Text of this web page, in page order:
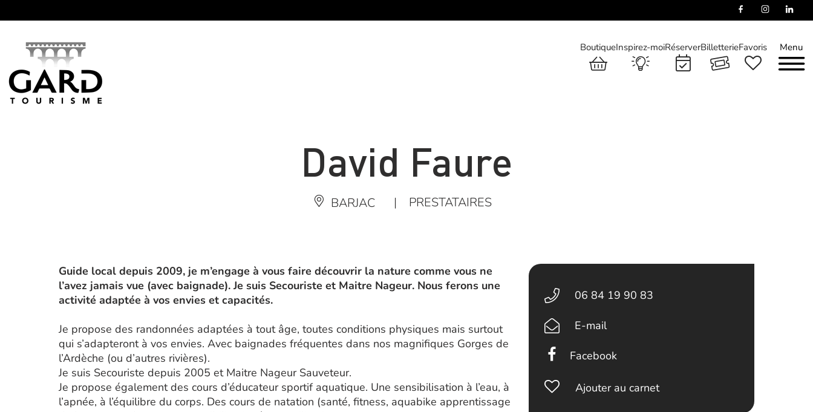
Menu
BoutiqueInspirez-moiRéserverBilletterieFavoris
David Faure
BARJAC | PRESTATAIRES
Guide local depuis 2009, je m’engage à vous faire découvrir la nature comme vous ne
l’avez jamais vue (avec baignade). Je suis Secouriste et Maitre Nageur. Nous ferons une
activité adaptée à vos envies et capacités.
Je propose des randonnées adaptées à tout âge, toutes conditions physiques mais surtout
qui s’adapteront à vos envies. Avec baignades fréquentes dans nos magnifiques Gorges de
l’Ardèche (ou d’autres rivières).
Je suis Secouriste depuis 2005 et Maitre Nageur Sauveteur.
Je propose également des cours d’éducateur sportif aquatique. Une sensibilisation à l’eau, à
l’apnée, à l’équilibre du corps. Des cours de natation (santé, fitness, aquabike apprentissage
06 84 19 90 83
E-mail
Facebook
Ajouter au carnet